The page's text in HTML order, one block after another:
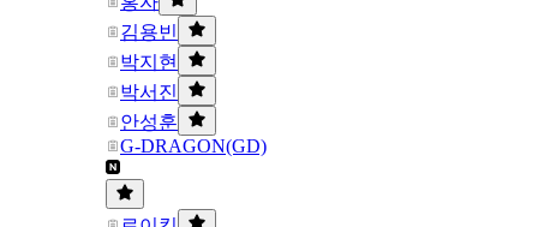
김용빈
박지현
박서진
안성훈
G-DRAGON(GD)